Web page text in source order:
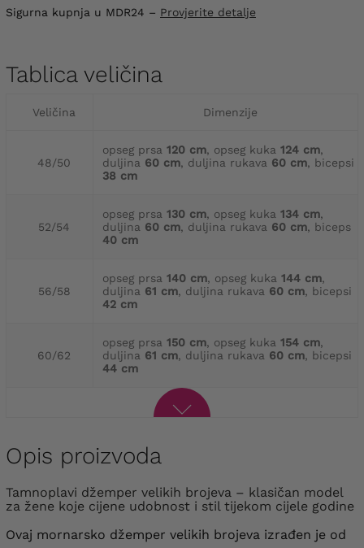
Sigurna kupnja u MDR24 – Provjerite detalje
Tablica veličina
Veličina Dimenzije
48/50
opseg prsa 120 cm, opseg kuka 124 cm,
duljina 60 cm, duljina rukava 60 cm, bicepsi
38 cm
52/54
opseg prsa 130 cm, opseg kuka 134 cm,
duljina 60 cm, duljina rukava 60 cm, biceps
40 cm
56/58
opseg prsa 140 cm, opseg kuka 144 cm,
duljina 61 cm, duljina rukava 60 cm, bicepsi
42 cm
60/62
opseg prsa 150 cm, opseg kuka 154 cm,
duljina 61 cm, duljina rukava 60 cm, bicepsi
44 cm
Opis proizvoda
Tamnoplavi džemper velikih brojeva – klasičan model
za žene koje cijene udobnost i stil tijekom cijele godine
Ovaj mornarsko džemper velikih brojeva izrađen je od